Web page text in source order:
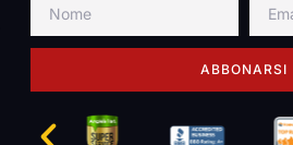
ABBONARSI